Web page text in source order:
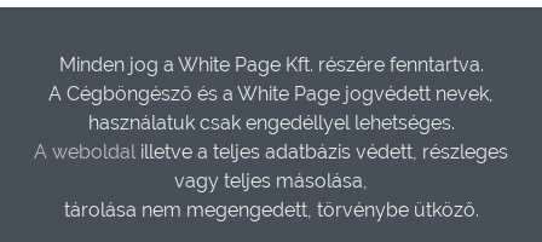
Minden jog a White Page Kft. részére fenntartva.
A Cégböngésző és a White Page jogvédett nevek,
használatuk csak engedéllyel lehetséges.
A weboldal illetve a teljes adatbázis védett, részleges
vagy teljes másolása,
tárolása nem megengedett, törvénybe ütköző.